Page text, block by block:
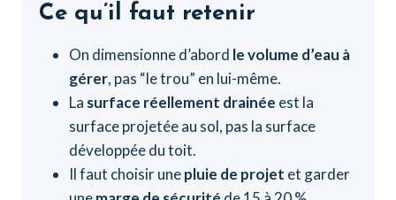
Ce qu’il faut retenir
On dimensionne d’abord le volume d’eau à
gérer, pas “le trou” en lui-même.
La surface réellement drainée est la
surface projetée au sol, pas la surface
développée du toit.
Il faut choisir unepluie de projet et garder